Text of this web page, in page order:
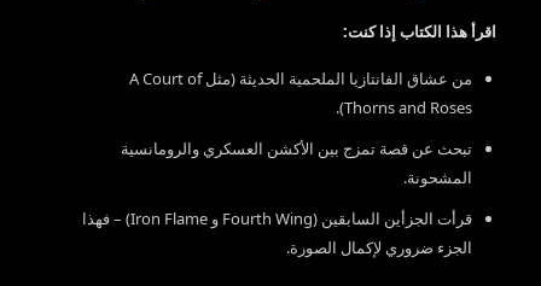
اقرأ هذا الكتاب إذا كنت:
من عشاق الفانتازيا الملحمية الحديثة (مثل A Court of
Thorns and Roses).
تبحث عن قصة تمزج بين الأكشن العسكري والرومانسية
المشحونة.
قرأت الجزأين السابقين (Fourth Wing و Iron Flame) – فهذا
الجزء ضروري لإكمال الصورة.